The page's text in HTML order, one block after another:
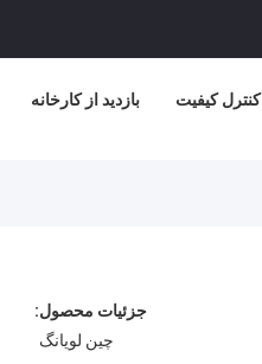
بازدید از کارخانه کنترل کیفیت
جزئیات محصول:
چین لویانگ